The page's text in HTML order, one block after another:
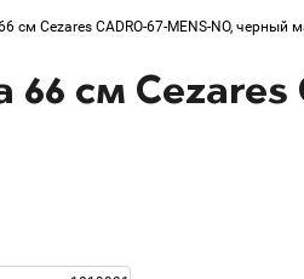
см Cezares CADRO-67-MENS-NO, черный
см Cezares